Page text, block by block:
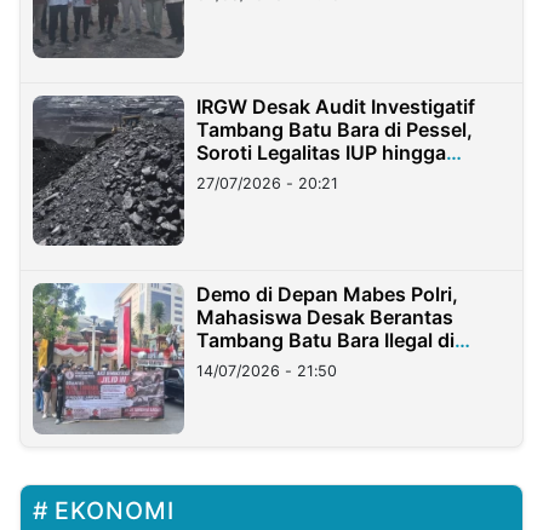
IRGW Desak Audit Investigatif
Tambang Batu Bara di Pessel,
Soroti Legalitas IUP hingga
Stockpile
27/07/2026 - 20:21
Demo di Depan Mabes Polri,
Mahasiswa Desak Berantas
Tambang Batu Bara Ilegal di
Lampung
14/07/2026 - 21:50
EKONOMI